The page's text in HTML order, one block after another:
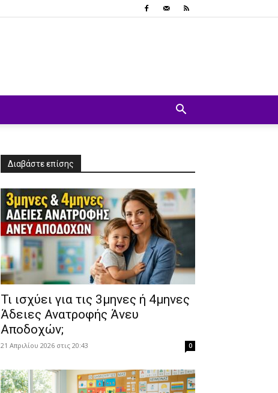
Διαβάστε επίσης
​Τι ισχύει για τις 3μηνες ή 4μηνες
Άδειες Ανατροφής Άνευ
Αποδοχών;
21 Απριλίου 2026 στις 20:43 0